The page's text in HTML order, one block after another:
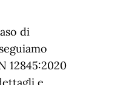
di
12845:2020
e